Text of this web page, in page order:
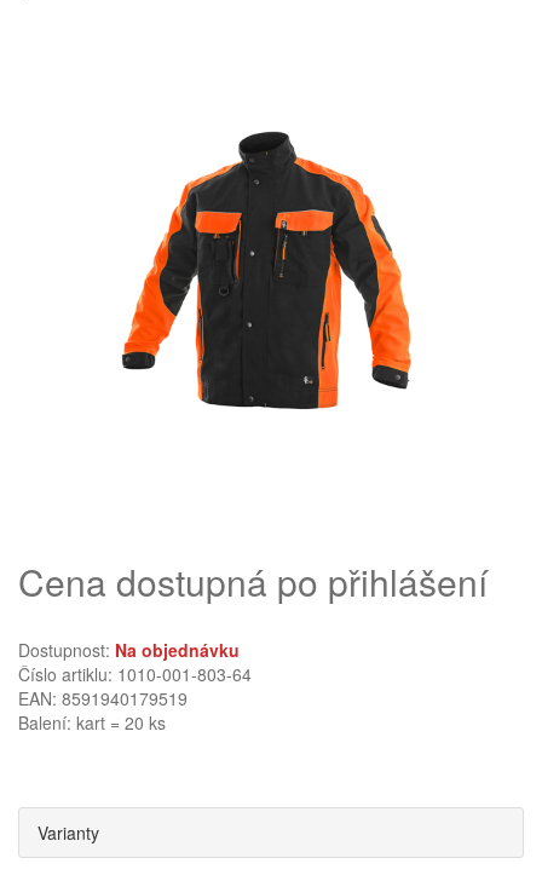
Cena dostupná po přihlášení
Dostupnost: Na objednávku
Číslo artiklu: 1010-001-803-64
EAN: 8591940179519
Balení: kart = 20 ks
Varianty